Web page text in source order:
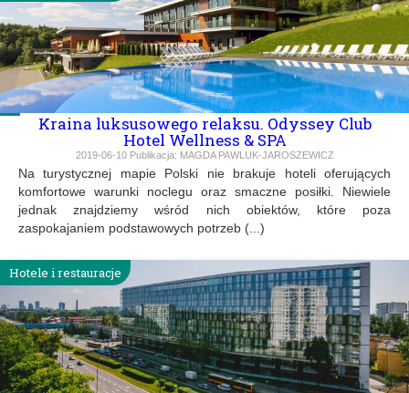
Kraina luksusowego relaksu. Odyssey Club
Hotel Wellness & SPA
2019-06-10Publikacja: MAGDA PAWLUK-JAROSZEWICZ
Na turystycznej mapie Polski nie brakuje hoteli oferujących
komfortowe warunki noclegu oraz smaczne posiłki. Niewiele
jednak znajdziemy wśród nich obiektów, które poza
zaspokajaniem podstawowych potrzeb (...)
Hotele i restauracje